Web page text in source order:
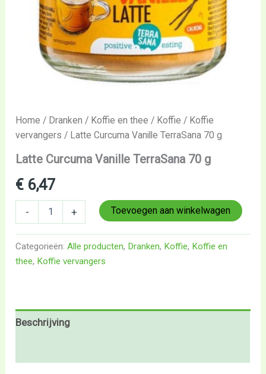
Home / Dranken / Koffie en thee / Koffie / Koffie
vervangers / Latte Curcuma Vanille TerraSana 70 g
Latte Curcuma Vanille TerraSana 70 g
€ 6,47
- + Toevoegen aan winkelwagen
Categorieën:Alle producten, Dranken, Koffie, Koffie en
thee, Koffie vervangers
Beschrijving